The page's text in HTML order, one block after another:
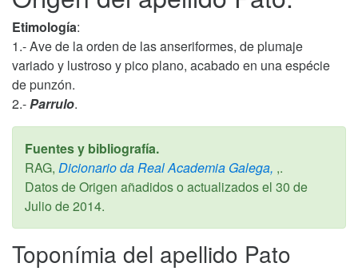
Etimología:
1.- Ave de la orden de las anseriformes, de plumaje
variado y lustroso y pico plano, acabado en una espécie
de punzón.
2.-Parrulo.
Fuentes y bibliografía.
RAG, Dicionario da Real Academia Galega, ,.
Datos de Origen añadidos o actualizados el 30 de
Julio de 2014.
Toponímia del apellido Pato